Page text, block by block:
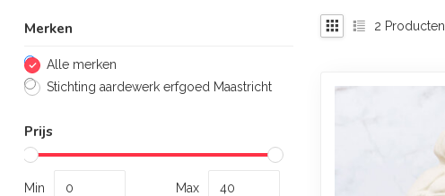
Merken
Alle merken
Stichting aardewerk erfgoed Maastricht
Prijs
Min Max
2 Producten